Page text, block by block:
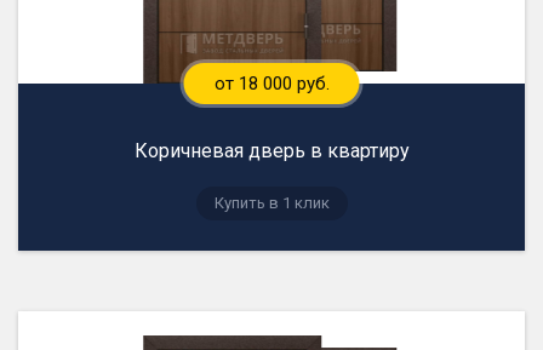
от 18 000 руб.
Коричневая дверь в квартиру
Купить в 1 клик